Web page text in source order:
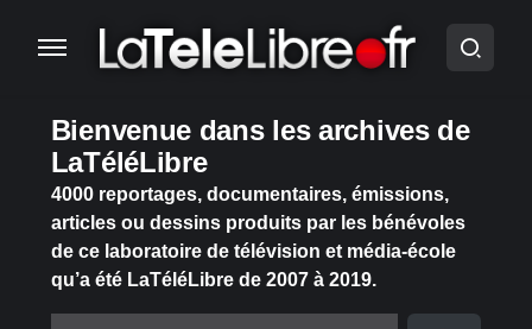
Bienvenue dans les archives de
LaTéléLibre
4000 reportages, documentaires, émissions,
articles ou dessins produits par les bénévoles
de ce laboratoire de télévision et média-école
qu’a été LaTéléLibre de 2007 à 2019.